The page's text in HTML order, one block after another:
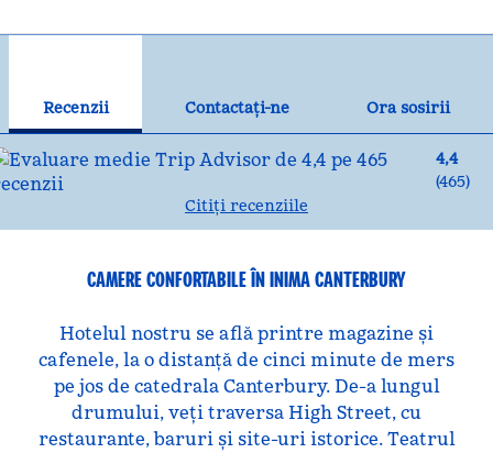
Recenzii Contactaţi-ne
Ora sosirii
4,4
(465)
Citiți recenziile
CAMERE CONFORTABILE ÎN INIMA CANTERBURY
Hotelul nostru se află printre magazine și
cafenele, la o distanță de cinci minute de mers
pe jos de catedrala Canterbury. De-a lungul
drumului, veți traversa High Street, cu
restaurante, baruri și site-uri istorice. Teatrul